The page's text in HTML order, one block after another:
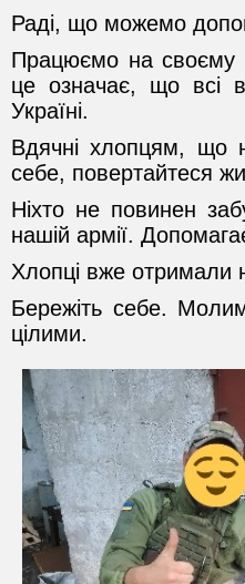
Раді, що можемо
Працюємо на своєму
це означає, що всі
Україні.
Вдячні хлопцям, що
себе, повертайтеся
Ніхто не повинен
нашій армії.
Хлопці вже отримали
Бережіть себе.
цілими.